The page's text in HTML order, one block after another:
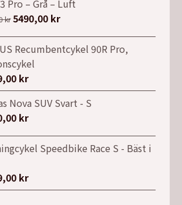
var:
är:
Pro – Grå – Luft
kr Det
priset
var:
9990,00 kr.
5490,00 krDet
priset
Recumbentcykel 90R Pro,
kr
Nova SUV Svart - S
kr
Speedbike Race S - Bäst i
kr